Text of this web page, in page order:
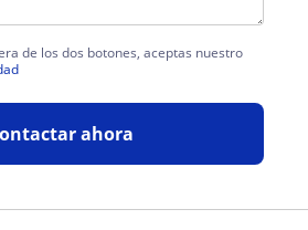
de los dos botones, aceptas nuestro
ahora